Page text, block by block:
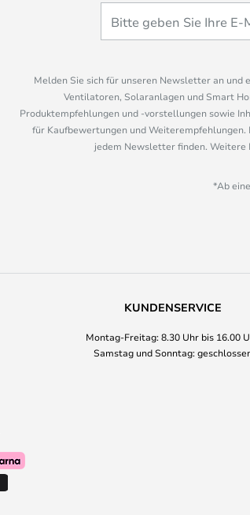
Melden Sie sich für unseren Newsletter an
Ventilatoren, Solaranlagen und Smart
Produktempfehlungen und -vorstellungen sowie
für Kaufbewertungen und
jedem Newsletter finden.
*Ab
KUNDENSERVICE
Montag-Freitag: 8.30 Uhr bis 16.00
Samstag und Sonntag: